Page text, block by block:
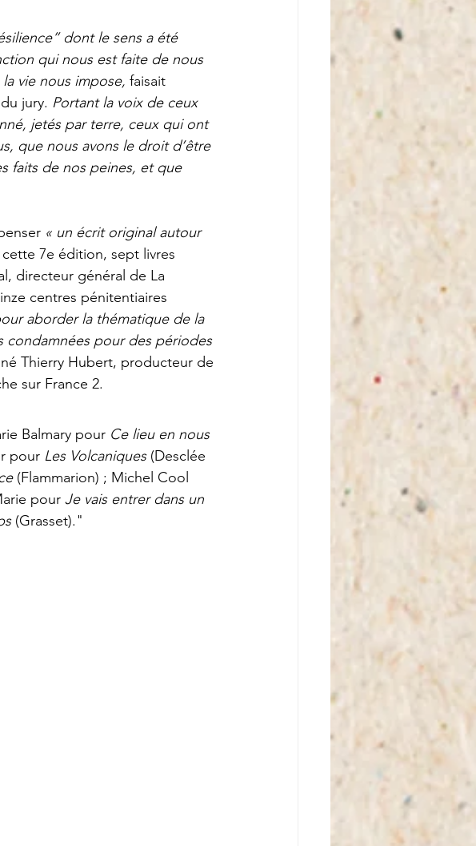
dont le sens a été
qui nous est faite de nous
vie nous impose, faisait
jury. Portant la voix de ceux
jetés par terre, ceux qui ont
que nous avons le droit d’être
faits de nos peines, et que
« un écrit original autour
cette 7e édition, sept livres
directeur général de La
centres pénitentiaires
aborder la thématique de la
condamnées pour des périodes
Thierry Hubert, producteur de
sur France 2.
Balmary pour Ce lieu en nous
pour Les Volcaniques (Desclée
(Flammarion) ; Michel Cool
pour Je vais entrer dans un
(Grasset)."